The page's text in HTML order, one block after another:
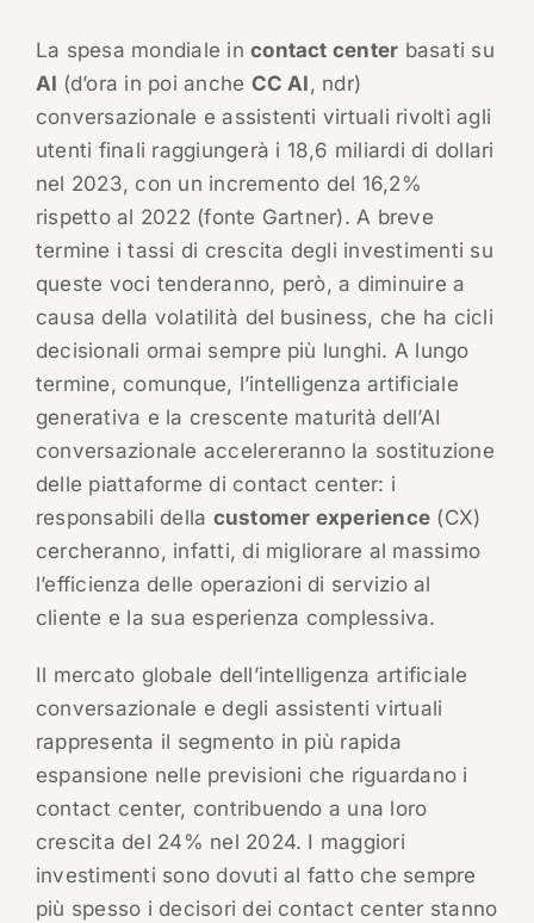
La spesa mondiale incontact center basati su
AI (d’ora in poi anche CC AI, ndr)
conversazionale e assistenti virtuali rivolti agli
utenti finali raggiungerà i 18,6 miliardi di dollari
nel 2023, con un incremento del 16,2%
rispetto al 2022 (fonte Gartner). A breve
termine i tassi di crescita degli investimenti su
queste voci tenderanno, però, a diminuire a
causa della volatilità del business, che ha cicli
decisionali ormai sempre più lunghi. A lungo
termine, comunque, l’intelligenza artificiale
generativa e la crescente maturità dell’AI
conversazionale accelereranno la sostituzione
delle piattaforme di contact center: i
responsabili della customer experience (CX)
cercheranno, infatti, di migliorare al massimo
l’efficienza delle operazioni di servizio al
cliente e la sua esperienza complessiva.
Il mercato globale dell’intelligenza artificiale
conversazionale e degli assistenti virtuali
rappresenta il segmento in più rapida
espansione nelle previsioni che riguardano i
contact center, contribuendo a una loro
crescita del 24% nel 2024. I maggiori
investimenti sono dovuti al fatto che sempre
più spesso i decisori dei contact center stanno